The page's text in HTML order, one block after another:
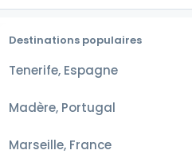
Destinations populaires
Tenerife, Espagne
Madère, Portugal
Marseille, France
idéal pour